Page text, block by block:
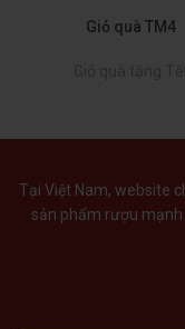
Giỏ quà TM4
Tại Việt Nam, website
sản phẩm rượu